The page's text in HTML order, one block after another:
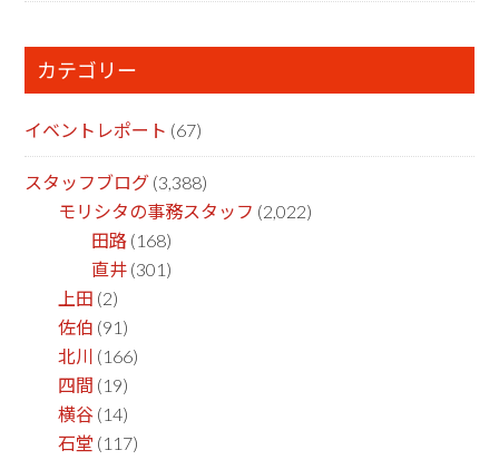
カテゴリー
イベントレポート (67)
スタッフブログ (3,388)
モリシタの事務スタッフ (2,022)
田路 (168)
直井 (301)
上田 (2)
佐伯 (91)
北川 (166)
四間 (19)
横谷 (14)
石堂 (117)